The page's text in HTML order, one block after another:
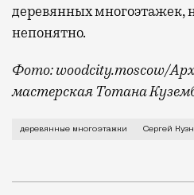
деревянных многоэтажек,
непонятно.
Фото: woodcity.moscow/
мастерская Тотана
Общероссийский план,
деревянные многоэтажки Сергей